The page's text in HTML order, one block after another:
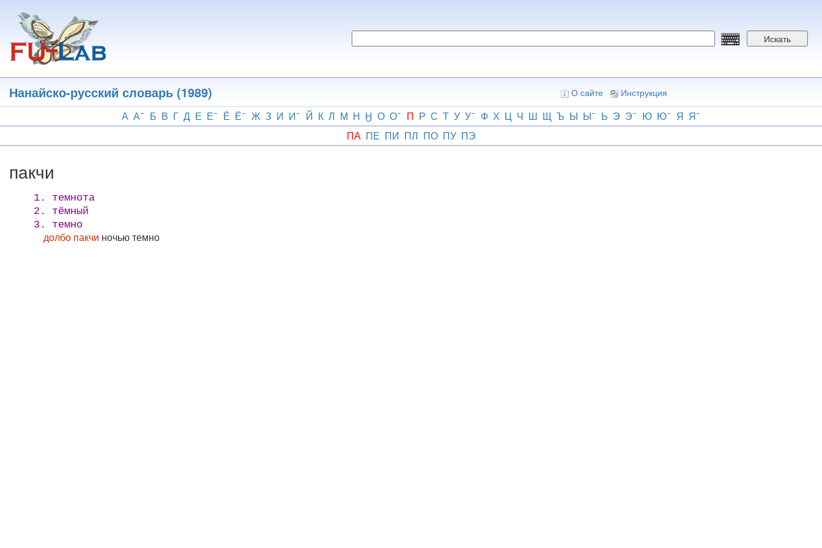
основному
содержанию
Искать
Нанайско-русский словарь (1989) О сайте Инструкция
А А Б В Г Д Е Е Ё Ё Ж З И И Й К Л М Н Ӈ О О П Р С Т У У Ф Х Ц Ч Ш Щ Ъ Ы Ы Ь Э Э Ю Ю Я Я
ПА ПЕ ПИ ПЛ ПО ПУ ПЭ
пакчи
1. темнота
2. тёмный
3. темно
долбо пакчи ночью темно